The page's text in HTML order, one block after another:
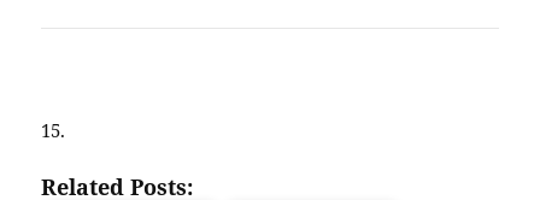
15.
Related Posts: